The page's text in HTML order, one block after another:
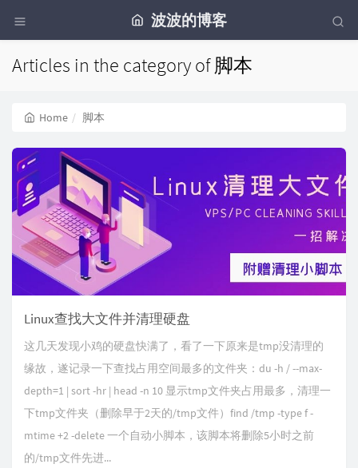
波波的博客
Articles in the category of 脚本
Home 脚本
Linux查找大文件并清理硬盘
这几天发现小鸡的硬盘快满了，看了一下原来是tmp没清理的
缘故，遂记录一下查找占用空间最多的文件夹：du -h / --max-
depth=1 | sort -hr | head -n 10 显示tmp文件夹占用最多，清理一
下tmp文件夹（删除早于2天的/tmp文件）find /tmp -type f -
mtime +2 -delete 一个自动小脚本，该脚本将删除5小时之前
的/tmp文件先进...